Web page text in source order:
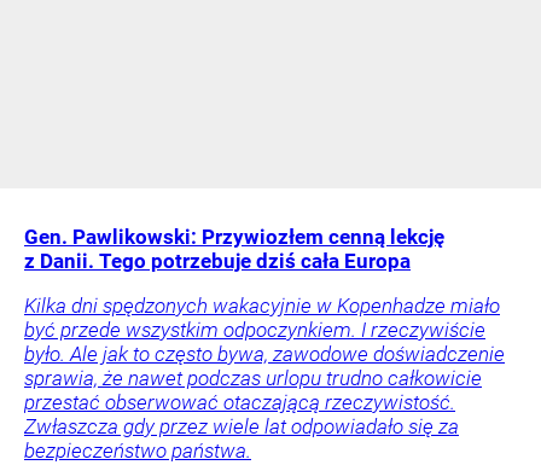
Gen. Pawlikowski: Przywiozłem cenną lekcję
z Danii. Tego potrzebuje dziś cała Europa
Kilka dni spędzonych wakacyjnie w Kopenhadze miało
być przede wszystkim odpoczynkiem. I rzeczywiście
było. Ale jak to często bywa, zawodowe doświadczenie
sprawia, że nawet podczas urlopu trudno całkowicie
przestać obserwować otaczającą rzeczywistość.
Zwłaszcza gdy przez wiele lat odpowiadało się za
bezpieczeństwo państwa.